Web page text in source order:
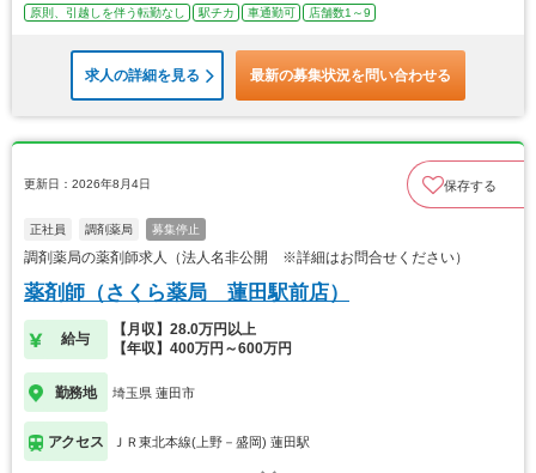
原則、引越しを伴う転勤なし 駅チカ 車通勤可 店舗数1～9
求人の詳細を見る 最新の募集状況を問い合わせる
更新日：2026年8月4日 保存する
正社員 調剤薬局 募集停止
調剤薬局の薬剤師求人（法人名非公開 ※詳細はお問合せください）
薬剤師（さくら薬局 蓮田駅前店）
給与
【月収】28.0万円以上
【年収】400万円～600万円
勤務地 埼玉県 蓮田市
アクセス ＪＲ東北本線(上野－盛岡) 蓮田駅